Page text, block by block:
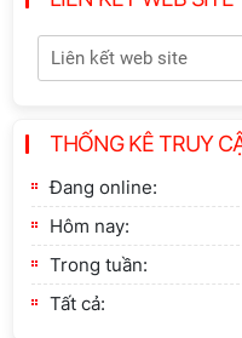
Tôn
sinh đào tạo trình độ tiến
THỐNG KÊ TRUY
Đang online:
Hôm nay:
Trong tuần:
Tất cả: